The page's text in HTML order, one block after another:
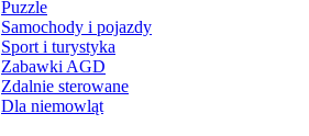
Puzzle
Samochody i pojazdy
Sport i turystyka
Zabawki AGD
Zdalnie sterowane
Dla niemowląt